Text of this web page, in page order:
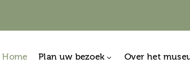
Home Plan uw bezoek Over het